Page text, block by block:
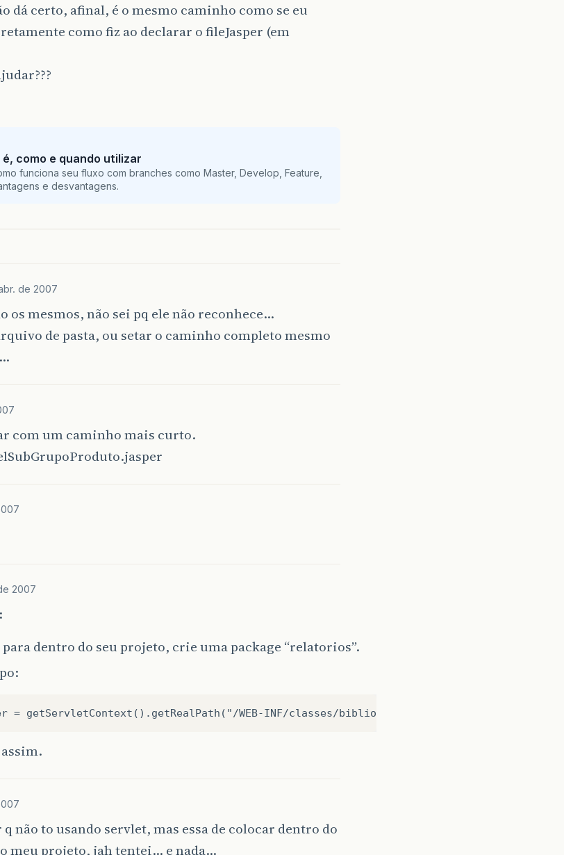
dá certo, afinal, é o mesmo caminho como se eu
como fiz ao declarar o fileJasper (em
como e quando utilizar
funciona seu fluxo com branches como Master, Develop, Feature,
e desvantagens.
de 2007
os mesmos, não sei pq ele não reconhece…
de pasta, ou setar o caminho completo mesmo
com um caminho mais curto.
2007
dentro do seu projeto, crie uma package “relatorios”.
não to usando servlet, mas essa de colocar dentro do
meu projeto, jah tentei… e nada…